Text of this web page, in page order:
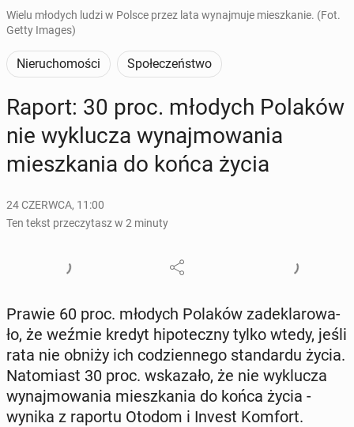
Wielu młodych ludzi w Polsce przez lata wynajmuje mieszkanie. (Fot.
Getty Images)
Nieruchomości Społeczeństwo
Raport: 30 proc. młodych Polaków
nie wy­klu­cza wy­naj­mo­wa­nia
miesz­ka­nia do końca życia
24 CZERWCA, 11:00
Ten tekst przeczytasz w 2 minuty
Prawie 60 proc. młodych Polaków za­de­kla­ro­wa­
ło, że weźmie kredyt hi­po­tecz­ny tylko wtedy, jeśli
rata nie obniży ich co­dzien­ne­go stan­dar­du życia.
Na­to­miast 30 proc. wska­za­ło, że nie wy­klu­cza
wy­naj­mo­wa­nia miesz­ka­nia do końca życia -
wynika z raportu Otodom i Invest Komfort.